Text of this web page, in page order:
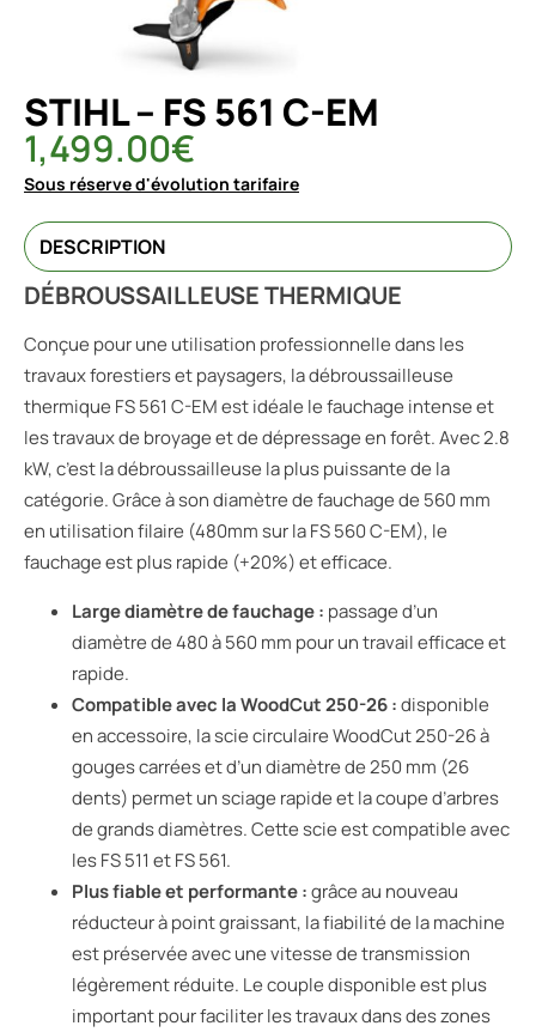
STIHL – FS 561 C-EM
1,499.00€
Sous réserve d'évolution tarifaire
DESCRIPTION
DÉBROUSSAILLEUSE THERMIQUE
Conçue pour une utilisation professionnelle dans les
travaux forestiers et paysagers, la débroussailleuse
thermique FS 561 C-EM est idéale le fauchage intense et
les travaux de broyage et de dépressage en forêt. Avec 2.8
kW, c’est la débroussailleuse la plus puissante de la
catégorie. Grâce à son diamètre de fauchage de 560 mm
en utilisation filaire (480mm sur la FS 560 C-EM), le
fauchage est plus rapide (+20%) et efficace.
Large diamètre de fauchage : passage d’un
diamètre de 480 à 560 mm pour un travail efficace et
rapide.
Compatible avec la WoodCut 250-26 :disponible
en accessoire, la scie circulaire WoodCut 250-26 à
gouges carrées et d’un diamètre de 250 mm (26
dents) permet un sciage rapide et la coupe d’arbres
de grands diamètres. Cette scie est compatible avec
les FS 511 et FS 561.
Plus fiable et performante :grâce au nouveau
réducteur à point graissant, la fiabilité de la machine
est préservée avec une vitesse de transmission
légèrement réduite. Le couple disponible est plus
important pour faciliter les travaux dans des zones